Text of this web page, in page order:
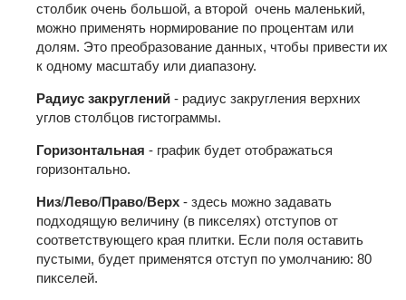
столбик очень большой, а второй очень маленький,
можно применять нормирование по процентам или
долям. Это преобразование данных, чтобы привести их
к одному масштабу или диапазону.
Радиус закруглений - радиус закругления верхних
углов столбцов гистограммы.
Горизонтальная - график будет отображаться
горизонтально.
Низ/Лево/Право/Верх - здесь можно задавать
подходящую величину (в пикселях) отступов от
соответствующего края плитки. Если поля оставить
пустыми, будет применятся отступ по умолчанию: 80
пикселей.